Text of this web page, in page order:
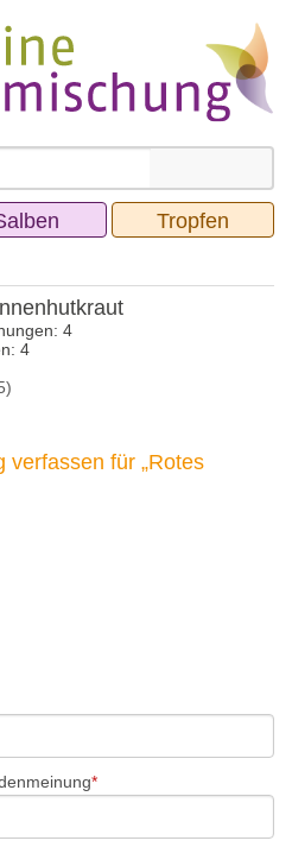
Tropfen
4
4
verfassen für „Rotes